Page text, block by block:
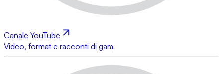
Canale YouTube
Video, format e racconti di gara